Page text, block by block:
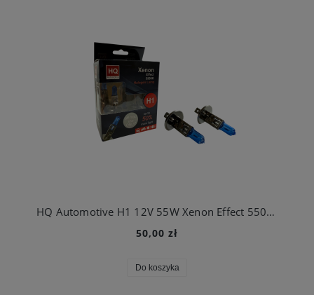
HQ Automotive H1 12V 55W Xenon Effect 5500K +50% DUOBOX
50,00 zł
Do koszyka